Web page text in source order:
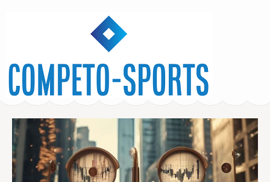
Competo-Sports.org
– Wetten Quoten